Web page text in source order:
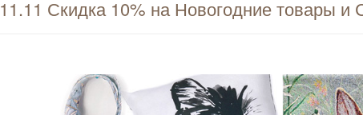
11.11 Скидка 10% на Новогодние товары и